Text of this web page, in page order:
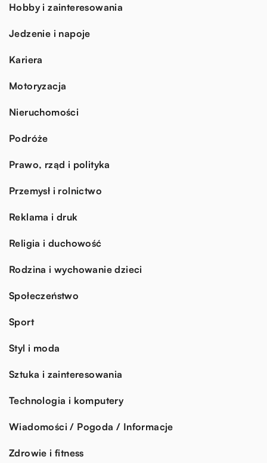
Hobby i zainteresowania
Jedzenie i napoje
Kariera
Motoryzacja
Nieruchomości
Podróże
Prawo, rząd i polityka
Przemysł i rolnictwo
Reklama i druk
Religia i duchowość
Rodzina i wychowanie dzieci
Społeczeństwo
Sport
Styl i moda
Sztuka i zainteresowania
Technologia i komputery
Wiadomości / Pogoda / Informacje
Zdrowie i fitness